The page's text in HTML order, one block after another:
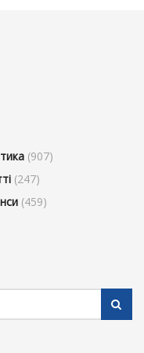
(907)
(247)
(459)